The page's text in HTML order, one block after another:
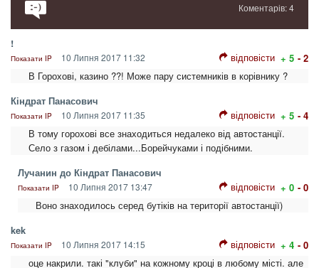
Коментарів: 4
!
Показати IP 10 Липня 2017 11:32 відповісти + 5 - 2
В Горохові, казино ??! Може пару системників в корівнику ?
Кіндрат Панасович
Показати IP 10 Липня 2017 11:35 відповісти + 5 - 4
В тому горохові все знаходиться недалеко від автостанції.
Село з газом і дебілами...Борейчуками і подібними.
Лучанин до Кіндрат Панасович
Показати IP 10 Липня 2017 13:47 відповісти + 0 - 0
Воно знаходилось серед бутіків на території автостанції)
kek
Показати IP 10 Липня 2017 14:15 відповісти + 4 - 0
оце накрили. такі "клуби" на кожному кроці в любому місті. але